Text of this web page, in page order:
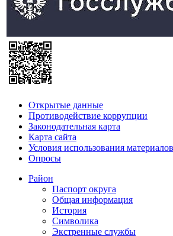
Открытые данные
Противодействие коррупции
Законодательная карта
Карта сайта
Условия использования материалов
Опросы
Район
Паспорт округа
Общая информация
История
Символика
Экстренные службы